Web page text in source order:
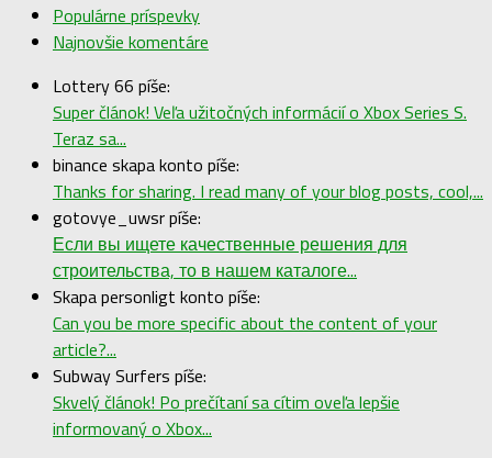
Populárne príspevky
Najnovšie komentáre
Lottery 66 píše:
Super článok! Veľa užitočných informácií o Xbox Series S.
Teraz sa...
binance skapa konto píše:
Thanks for sharing. I read many of your blog posts, cool,...
gotovye_uwsr píše:
Если вы ищете качественные решения для
строительства, то в нашем каталоге...
Skapa personligt konto píše:
Can you be more specific about the content of your
article?...
Subway Surfers píše:
Skvelý článok! Po prečítaní sa cítim oveľa lepšie
informovaný o Xbox...